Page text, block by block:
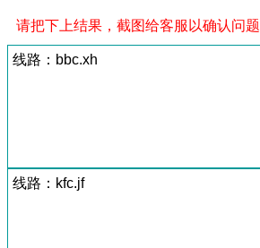
请把下上结果，截图给客服以确认问题
线路：bbc.xh
线路：kfc.jf